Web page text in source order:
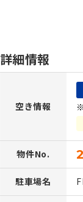
詳細情報
空き情報
物件No.
駐車場名